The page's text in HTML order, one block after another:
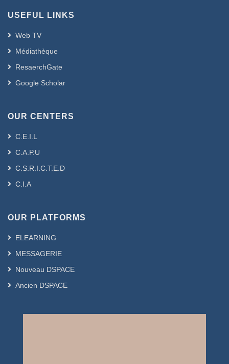
USEFUL LINKS
Web TV
Médiathèque
ResaerchGate
Google Scholar
OUR CENTERS
C.E.I.L
C.A.P.U
C.S.R.I.C.T.E.D
C.I.A
OUR PLATFORMS
ELEARNING
MESSAGERIE
Nouveau DSPACE
Ancien DSPACE